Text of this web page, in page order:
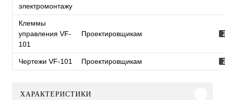
электромонтажу
Клеммы
управления VF-
101
Проектировщикам
Чертежи VF-101 Проектировщикам
ХАРАКТЕРИСТИКИ